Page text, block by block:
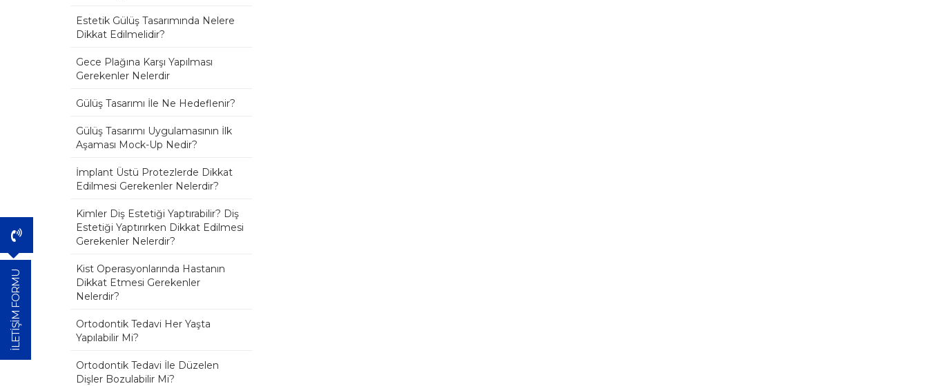
İLETİŞİM FORMU
Estetik Gülüş Tasarımında Nelere
Dikkat Edilmelidir?
Gece Plağına Karşı Yapılması
Gerekenler Nelerdir
Gülüş Tasarımı İle Ne Hedeflenir?
Gülüş Tasarımı Uygulamasının İlk
Aşaması Mock-Up Nedir?
İmplant Üstü Protezlerde Dikkat
Edilmesi Gerekenler Nelerdir?
Kimler Diş Estetiği Yaptırabilir? Diş
Estetiği Yaptırırken Dikkat Edilmesi
Gerekenler Nelerdir?
Kist Operasyonlarında Hastanın
Dikkat Etmesi Gerekenler
Nelerdir?
Ortodontik Tedavi Her Yaşta
Yapılabilir Mi?
Ortodontik Tedavi İle Düzelen
Dişler Bozulabilir Mi?